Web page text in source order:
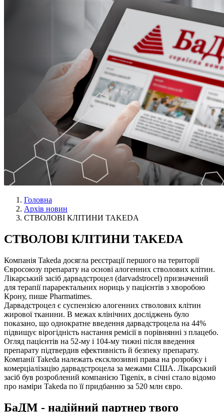
Головна
Архів новин
СТВОЛОВІ КЛІТИНИ TAKEDA
СТВОЛОВІ КЛІТИНИ TAKEDA
Компанія Takeda досягла реєстрації першого на території
Євросоюзу препарату на основі алогенних стволових клітин.
Лікарський засіб дарвадстроцел (darvadstrocel) призначений
для терапії параректальних нориць у пацієнтів з хворобою
Крону, пише Pharmatimes.
Дарвадстроцел є суспензією алогенних стволових клітин
жирової тканини. В межах клінічних досліджень було
показано, що однократне введення дарвадстроцела на 44%
підвищує вірогідність настання ремісії в порівнянні з плацебо.
Огляд пацієнтів на 52-му і 104-му тижні після введення
препарату підтвердив ефективність й безпеку препарату.
Компанії Takeda належать ексклюзивні права на розробку і
комерціалізацію дарвадстроцела за межами США. Лікарський
засіб був розроблений компанією Tigenix, в січні стало відомо
про наміри Takeda по її придбанню за 520 млн євро.
БаДМ - надійний партнер твого